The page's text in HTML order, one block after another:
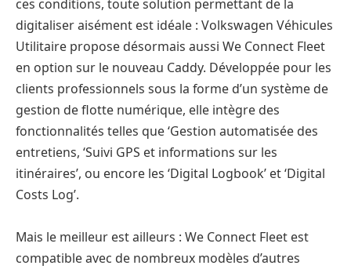
ces conditions, toute solution permettant de la
digitaliser aisément est idéale : Volkswagen Véhicules
Utilitaire propose désormais aussi We Connect Fleet
en option sur le nouveau Caddy. Développée pour les
clients professionnels sous la forme d’un système de
gestion de flotte numérique, elle intègre des
fonctionnalités telles que ‘Gestion automatisée des
entretiens, ‘Suivi GPS et informations sur les
itinéraires’, ou encore les ‘Digital Logbook’ et ‘Digital
Costs Log’.
Mais le meilleur est ailleurs : We Connect Fleet est
compatible avec de nombreux modèles d’autres